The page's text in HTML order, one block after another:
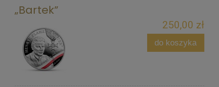
„Bartek”
250,00 zł
do koszyka